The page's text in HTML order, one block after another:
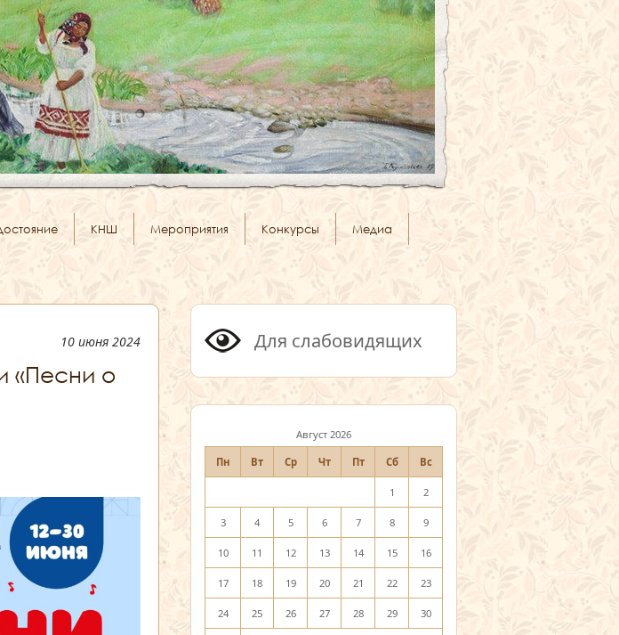
КНШ Мероприятия Конкурсы Медиа
10 июня 2024
«Песни о
Для слабовидящих
Август 2026
Пн Вт Ср Чт Пт Сб Вс
1 2
3 4 5 6 7 8 9
10 11 12 13 14 15 16
17 18 19 20 21 22 23
24 25 26 27 28 29 30